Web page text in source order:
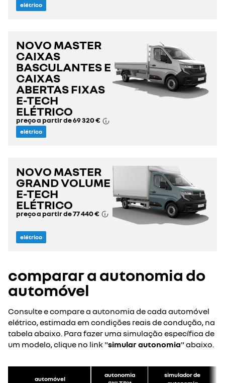
elétrico
NOVO MASTER
CAIXAS
BASCULANTES E
CAIXAS
ABERTAS FIXAS
E-TECH
ELÉTRICO
preço a partir de69 320 €
elétrico
NOVO MASTER
GRAND VOLUME
E-TECH
ELÉTRICO
preço a partir de77 440 €
elétrico
comparar a autonomia do
automóvel
Consulte e compare a autonomia de cada automóvel
elétrico, estimada em condições reais de condução, na
tabela abaixo. Para fazer uma simulação específica de
um modelo, clique no link "simular autonomia" abaixo.
automóvel
autonomia
simulador de